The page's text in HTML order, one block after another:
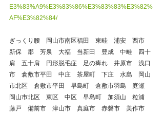
E3%83%A9%E3%83%86%E3%83%83%E3%82%
AF%E3%82%84/
ぎっくり腰　岡山市南区福田　東畦　浦安　西市
新保　郡　芳泉　大福　当新田　豊成　中畦　四十
肩　五十肩　円形脱毛症　足の痺れ　井原市　浅口
市　倉敷市平田　中庄　茶屋町　下庄　水島　岡山
市北区　倉敷市平田　早島町　倉敷市羽島　庭瀬
岡山市北区　東区　中区　早島町　加須山　粒浦
藤戸　備前市　津山市　真庭市　赤磐市　美作市